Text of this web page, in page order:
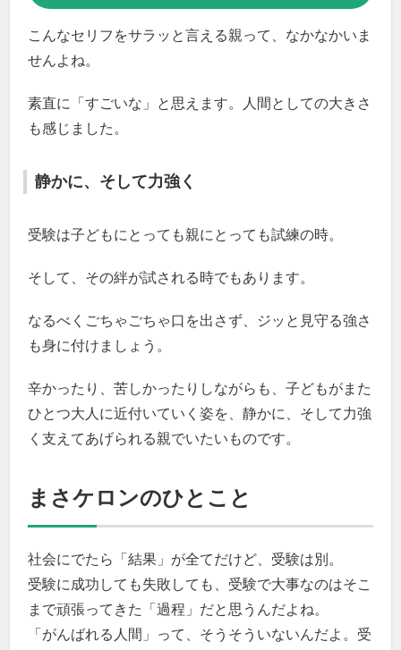
こんなセリフをサラッと言える親って、なかなかいま
せんよね。
素直に「すごいな」と思えます。人間としての大きさ
も感じました。
静かに、そして力強く
受験は子どもにとっても親にとっても試練の時。
そして、その絆が試される時でもあります。
なるべくごちゃごちゃ口を出さず、ジッと見守る強さ
も身に付けましょう。
辛かったり、苦しかったりしながらも、子どもがまた
ひとつ大人に近付いていく姿を、静かに、そして力強
く支えてあげられる親でいたいものです。
まさケロンのひとこと
社会にでたら「結果」が全てだけど、受験は別。
受験に成功しても失敗しても、受験で大事なのはそこ
まで頑張ってきた「過程」だと思うんだよね。
「がんばれる人間」って、そうそういないんだよ。受